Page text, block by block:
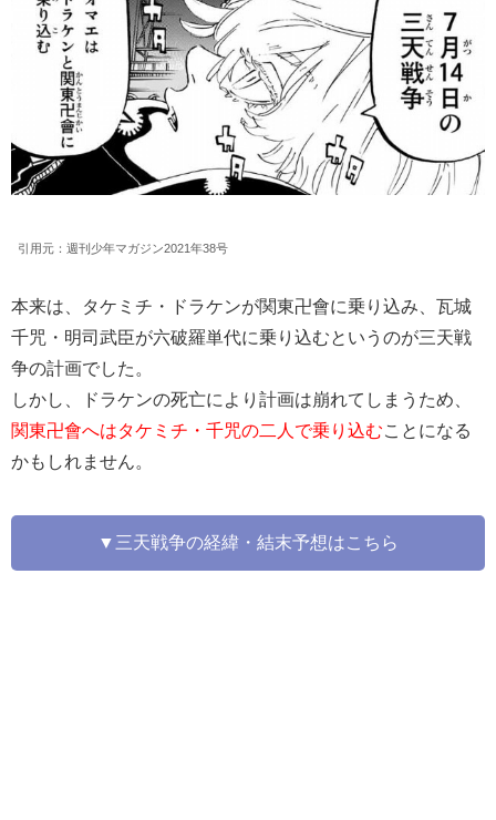
引用元：週刊少年マガジン2021年38号
本来は、タケミチ・ドラケンが関東卍會に乗り込み、瓦城
千咒・明司武臣が六破羅単代に乗り込むというのが三天戦
争の計画でした。
しかし、ドラケンの死亡により計画は崩れてしまうため、
関東卍會へはタケミチ・千咒の二人で乗り込むことになる
かもしれません。
▼三天戦争の経緯・結末予想はこちら